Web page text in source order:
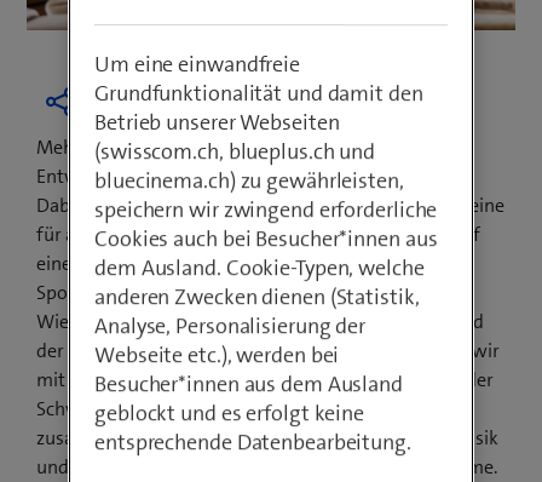
Mehrere tausend Kundenwünsche wurden für die
Entwicklung der neuen Swisscom Box ausgewertet.
Dabei zeigte sich ein klares Bild: "Die Kunden wollen eine
für alles. Sie wollen alle Inhalte auf einen Blick und auf
einer Plattform. Egal ob Tagesschau, Netflix-Serie,
Spotify-Podcast oder ihre Ferienfotos", erklärt Dirk
Wierzbitzki, Leiter Privatkundengeschäft und Mitglied
der Swisscom Konzernleitung. "Und genau da haben wir
mit unserem Entwicklerteam angesetzt. Und hier in der
Schweiz eine neue Box kreiert, die alles
zusammenbringt. Nicht nur für Fernsehen, Video, Musik
und Streaming – sondern künftig auch für Smart Home.
Um eine einwandfreie
Grundfunktionalität und damit den
Betrieb unserer Webseiten
(swisscom.ch, blueplus.ch und
bluecinema.ch) zu gewährleisten,
speichern wir zwingend erforderliche
Cookies auch bei Besucher*innen aus
dem Ausland. Cookie-Typen, welche
anderen Zwecken dienen (Statistik,
Analyse, Personalisierung der
Webseite etc.), werden bei
Besucher*innen aus dem Ausland
geblockt und es erfolgt keine
entsprechende Datenbearbeitung.